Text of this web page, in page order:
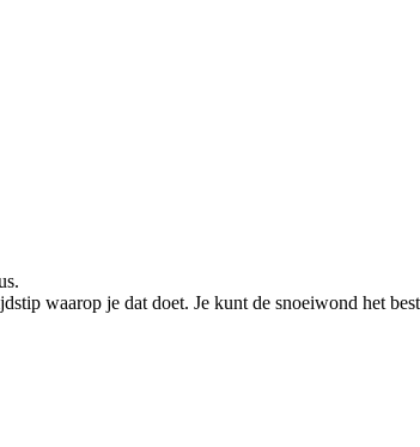
waarop je dat doet. Je kunt de snoeiwond het